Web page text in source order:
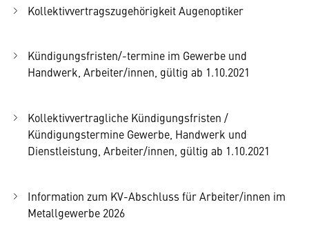
Kollektivvertragszugehörigkeit Augenoptiker
Kündigungsfristen/-termine im Gewerbe und
Handwerk, Arbeiter/innen, gültig ab 1.10.2021
Kollektivvertragliche Kündigungsfristen /
Kündigungstermine Gewerbe, Handwerk und
Dienstleistung, Arbeiter/innen, gültig ab 1.10.2021
Information zum KV-Abschluss für Arbeiter/innen im
Metallgewerbe 2026